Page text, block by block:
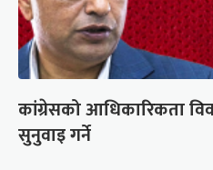
कांग्रेसको आधिकारिकता
सुनुवाइ गर्ने